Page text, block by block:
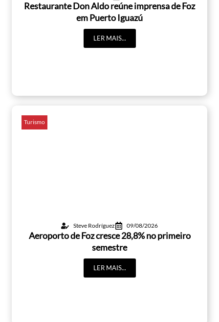
Restaurante Don Aldo reúne imprensa de Foz
em Puerto Iguazú
LER MAIS...
Turismo
Steve Rodríguez 09/08/2026
Aeroporto de Foz cresce 28,8% no primeiro
semestre
LER MAIS...